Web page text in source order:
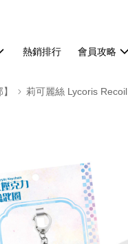
熱銷排行 會員攻略
莉可麗絲 Lycoris Recoil